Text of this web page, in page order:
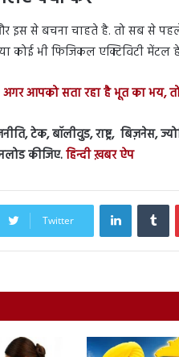
और इस से बचना चाहते है. तो सब से
कोई भी फिजिकल एक्टिविटी
अगर आपको सता रहा है भूत का भय,
टेक, बॉलीवुड, राष्ट्र, बिज़नेस,
कीजिए.हिन्दी ख़बर ऐप
Twitter
LinkedIn